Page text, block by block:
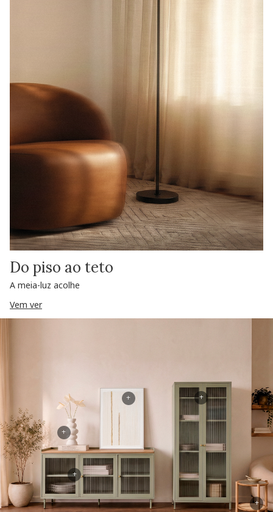
Do piso ao teto
A meia-luz acolhe
Vem ver
+
+
+
+
+